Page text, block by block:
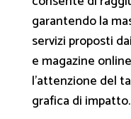
garantendo la
servizi proposti
e magazine
l’attenzione del
grafica di impatto.